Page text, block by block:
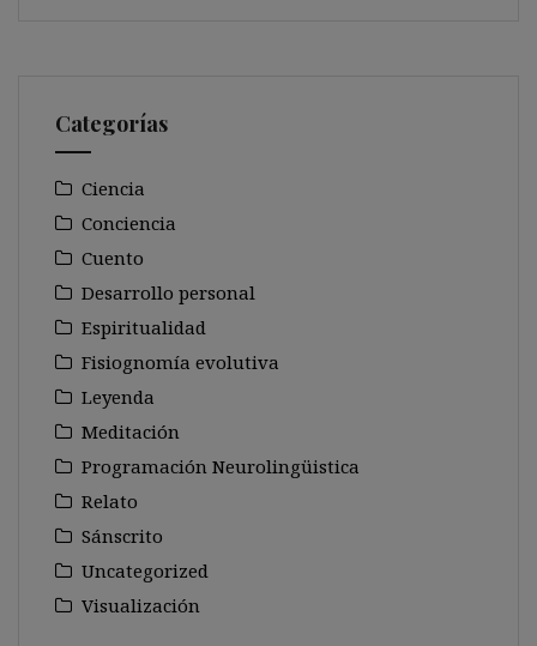
Categorías
Ciencia
Conciencia
Cuento
Desarrollo personal
Espiritualidad
Fisiognomía evolutiva
Leyenda
Meditación
Programación Neurolingüistica
Relato
Sánscrito
Uncategorized
Visualización